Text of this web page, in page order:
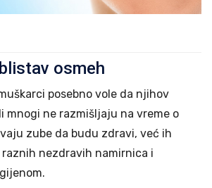
osmeh
posebno vole da njihov
mnogi ne razmišljaju na vreme o
zube da budu zdravi, već ih
nezdravih namirnica i